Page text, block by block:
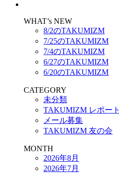
WHAT’s NEW
8/2のTAKUMIZM
7/25のTAKUMIZM
7/4のTAKUMIZM
6/27のTAKUMIZM
6/20のTAKUMIZM
CATEGORY
未分類
TAKUMIZM レポート
メール募集
TAKUMIZM 友の会
MONTH
2026年8月
2026年7月